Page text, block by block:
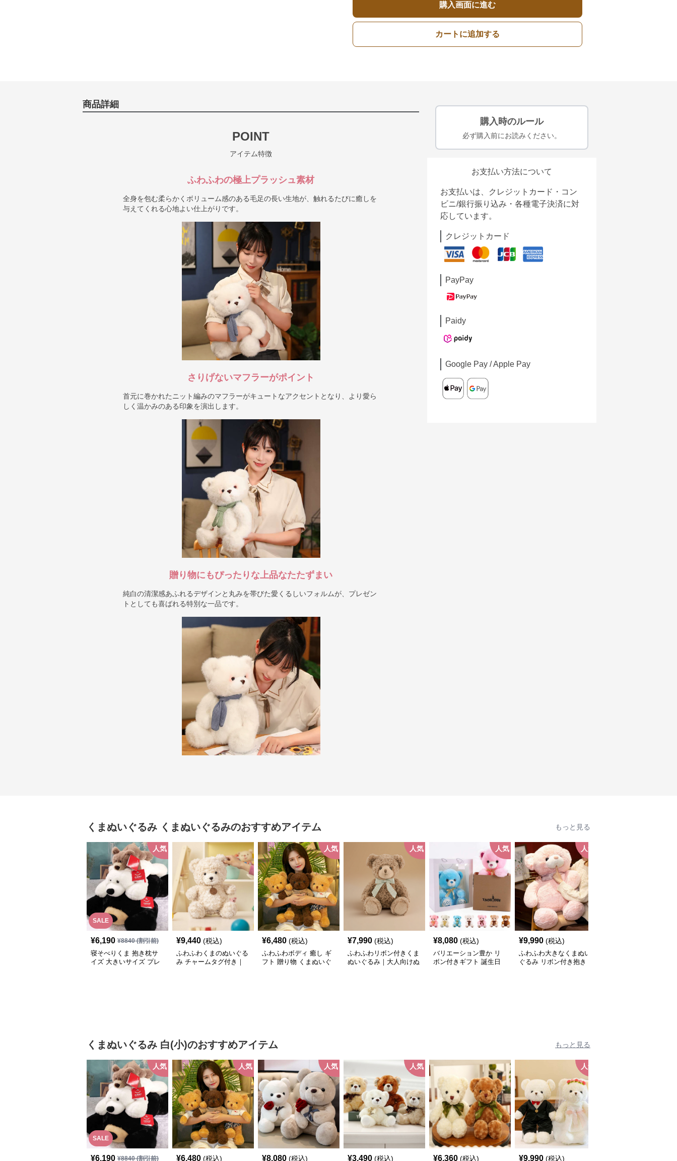
購入画面に進む
カートに追加する
商品詳細
POINT
アイテム特徴
ふわふわの極上プラッシュ素材
全身を包む柔らかくボリューム感のある毛足の長い生地が、触れるたびに癒しを
与えてくれる心地よい仕上がりです。
さりげないマフラーがポイント
首元に巻かれたニット編みのマフラーがキュートなアクセントとなり、より愛ら
しく温かみのある印象を演出します。
贈り物にもぴったりな上品なたたずまい
純白の清潔感あふれるデザインと丸みを帯びた愛くるしいフォルムが、プレゼン
トとしても喜ばれる特別な一品です。
購入時のルール
必ず購入前にお読みください。
お支払い方法について
お支払いは、クレジットカード・コン
ビニ/銀行振り込み・各種電子決済に対
応しています。
クレジットカード
PayPay
Paidy
Google Pay / Apple Pay
くまぬいぐるみ くまぬいぐるみのおすすめアイテム もっと見る
SALE
人気
¥6,190 ¥8840(割引前)
寝そべりくま 抱き枕サ
イズ 大きいサイズ プレ
¥9,440 (税込)
ふわふわくまのぬいぐる
み チャームタグ付き｜
人気
¥6,480 (税込)
ふわふわボディ 癒し ギ
フト 贈り物 くまぬいぐ
人気
¥7,990 (税込)
ふわふわリボン付きくま
ぬいぐるみ｜大人向けぬ
人気
¥8,080 (税込)
バリエーション豊か リ
ボン付きギフト 誕生日
人気
¥9,990 (税込)
ふわふわ大きなくまぬい
ぐるみ リボン付き抱き
くまぬいぐるみ 白(小)のおすすめアイテム もっと見る
SALE
人気
¥6,190 ¥8840(割引前)
人気
¥6,480 (税込)
人気
¥8,080 (税込)
人気
¥3,490 (税込) ¥6,360 (税込)
人気
¥9,990 (税込)